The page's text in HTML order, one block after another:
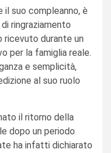
suo compleanno, è
ringraziamento
ricevuto durante un
per la famiglia reale.
e semplicità,
al suo ruolo
il ritorno della
dopo un periodo
ha infatti dichiarato